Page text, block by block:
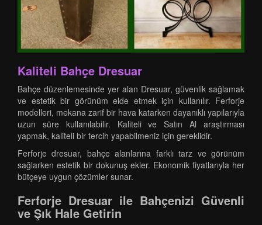
Kaliteli Bahçe Dresuar
Bahçe düzenlemesinde yer alan Dresuar, güvenlik sağlamak
ve estetik bir görünüm elde etmek için kullanılır. Ferforje
modelleri, mekana zarif bir hava katarken dayanıklı yapılarıyla
uzun süre kullanılabilir. Kaliteli ve Satın Al araştırması
yapmak, kaliteli bir tercih yapabilmeniz için gereklidir.
Ferforje dresuar, bahçe alanlarına farklı tarz ve görünüm
sağlarken estetik bir dokunuş ekler. Ekonomik fiyatlarıyla her
bütçeye uygun çözümler sunar.
Ferforje Dresuar ile Bahçenizi Güvenli
ve Şık Hale Getirin